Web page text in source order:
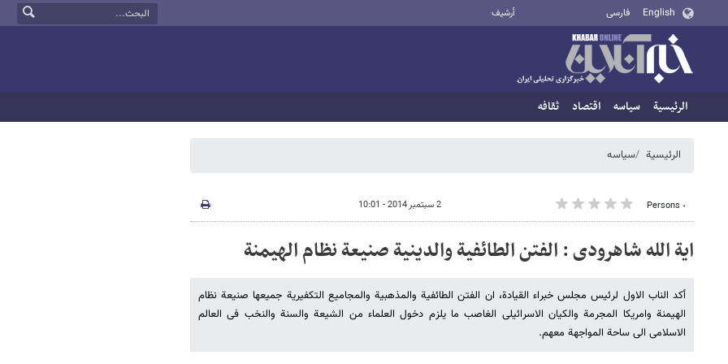
English فارسی أرشيف
الرئيسية سیاسه اقتصاد ثقافه
الرئيسية سیاسه
٠ Persons 2 سبتمبر 2014 - 10:01
ایة الله شاهرودی : الفتن الطائفیة والدینیة صنیعة نظام الهیمنة
أکد الناب الاول لرئیس مجلس خبراء القیادة، ان الفتن الطائفیة والمذهبیة والمجامیع التکفیریة جمیعها صنیعة نظام
الهیمنة وامریکا المجرمة والکیان الاسرائیلی الغاصب ما یلزم دخول العلماء من الشیعة والسنة والنخب فی العالم
الاسلامی الی ساحة المواجهة معهم.